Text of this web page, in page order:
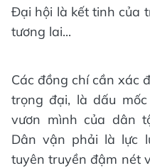
Đại hội là kết tinh của
tương lai...
Các đồng chí cần xác
trọng đại, là dấu
vươn mình của dân
Dân vận phải là lực
tuyên truyền đậm nét